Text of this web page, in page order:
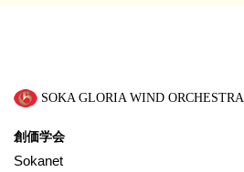
SOKA GLORIA WIND ORCHESTRA
創価学会
Sokanet